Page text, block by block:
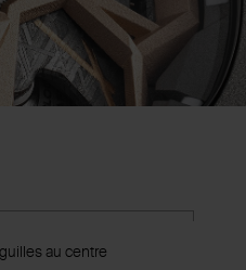
au centre